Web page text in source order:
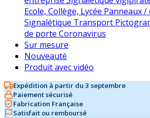
Ecole, Collège, Lycée Panneaux /
Signalétique Transport
de porte Coronavirus
Sur mesure
Nouveauté
Produit avec vidéo
Expédition à partir du 3 septembre
Paiement sécurisé
Fabrication Française
Satisfait ou remboursé